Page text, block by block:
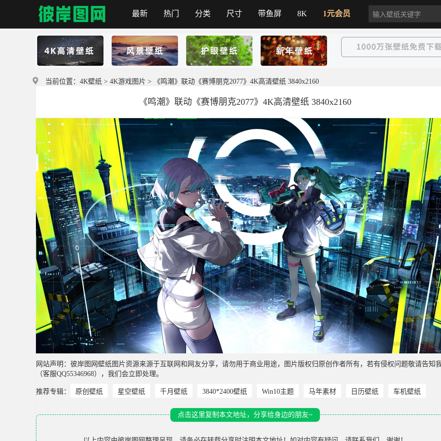
首页
最新 热门 分类 尺寸 带鱼屏 8K 1元会员
当前位置： 4K壁纸 > 4K游戏图片 > 《鸣潮》联动《赛博朋克2077》4K高清壁纸 3840x2160
《鸣潮》联动《赛博朋克2077》4K高清壁纸 3840x2160
网站声明：彼岸图网壁纸图片资源来源于互联网和网友分享，请勿用于商业用途，图片版权归原创作者所有，若有侵权问题敬请告知
（客服QQ55346968），我们会立即处理。
推荐专辑： 原创壁纸 星空壁纸 千月壁纸 3840*2400壁纸 Win10主题 马年素材 日历壁纸 车机壁纸
点击这里复制本文地址，分享给身边的朋友~